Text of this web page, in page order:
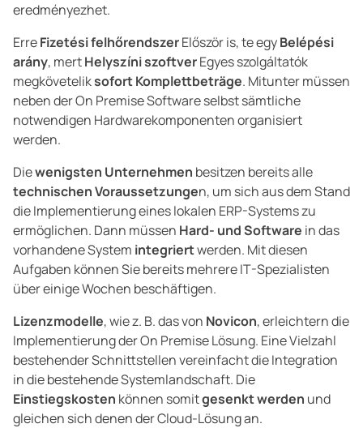
eredményezhet.
ErreFizetési felhőrendszerElőször is, te egyBelépési
arány, mertHelyszíni szoftverEgyes szolgáltatók
megköveteliksofort Komplettbeträge. Mitunter müssen
neben der On Premise Software selbst sämtliche
notwendigen Hardwarekomponenten organisiert
werden.
Diewenigsten Unternehmen besitzen bereits alle
technischen Voraussetzungen, um sich aus dem Stand
die Implementierung eines lokalen ERP-Systems zu
ermöglichen. Dann müssen Hard- und Software in das
vorhandene System integriertwerden. Mit diesen
Aufgaben können Sie bereits mehrere IT-Spezialisten
über einige Wochen beschäftigen.
Lizenzmodelle, wie z. B. das von Novicon, erleichtern die
Implementierung der On Premise Lösung. Eine Vielzahl
bestehender Schnittstellen vereinfacht die Integration
in die bestehende Systemlandschaft. Die
Einstiegskosten können somitgesenkt werden und
gleichen sich denen der Cloud-Lösung an.